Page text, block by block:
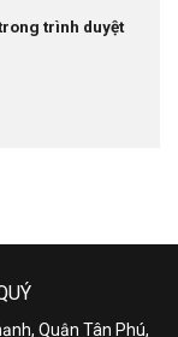
trình duyệt
Quận Tân Phú,